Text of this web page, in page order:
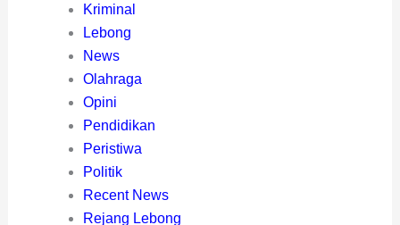
Kriminal
Lebong
News
Olahraga
Opini
Pendidikan
Peristiwa
Politik
Recent News
Rejang Lebong